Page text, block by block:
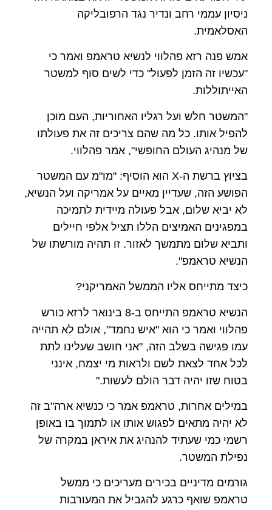
ניסיון עממי רחב ונדיר נגד הרפובליקה
האסלאמית.
אמש פנה רזא פהלווי לנשיא טראמפ ואמר כי
"עכשיו זה הזמן לפעול" כדי לשים סוף למשטר
האייתוללות.
"המשטר חלש ועל רגליו האחוריות, העם מוכן
להפיל אותו. כל מה שהם צריכים זה את פעולתו
של מנהיג העולם החופשי", אמר פהלווי.
בציוץ ברשת ה-X הוא הוסיף: "מו"מ עם המשטר
הפושע הזה, שעדיין מאיים על אמריקה ועל הנשיא,
לא יביא שלום, אבל פעולה מיידית לתמיכה
במפגינים האמיצים הללו תציל אלפי חיילים
ותביא שלום מתמשך לאזור. זו תהיה מורשתו של
הנשיא טראמפ".
כיצד מתייחס אליו הממשל האמריקני?
הנשיא טראמפ התייחס ב-8 בינואר לרזא כורש
פהלווי ואמר כי הוא "איש נחמד", אולם לא תהייה
עמו פגישה בשלב הזה, "אני חושב שעלינו לתת
לכל אחד לצאת לשם ולראות מי יצמח, אינני
בטוח שזו יהיה דבר הולם לעשות."
במילים אחרות, טראמפ אמר כי כנשיא ארה"ב זה
לא יהיה מתאים לפגוש אותו או לתמוך בו באופן
רשמי כמי שעתיד להנהיג את איראן במקרה של
נפילת המשטר.
גורמים מדיניים בכירים מעריכים כי ממשל
טראמפ שואף כרגע להגביל את המעורבות